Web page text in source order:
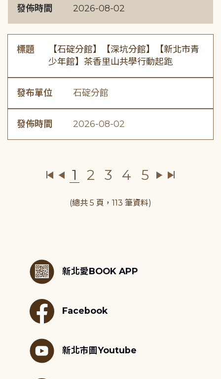
發佈時間 2026-08-02
標題
【石碇分館】【深坑分館】【新北市青
少年館】茶香里山共學行動起跑
發布單位 石碇分館
發佈時間 2026-08-02
1 2 3 4 5
(總共 5 頁，113 筆資料)
新北愛BOOK APP
Facebook
新北市圖Youtube